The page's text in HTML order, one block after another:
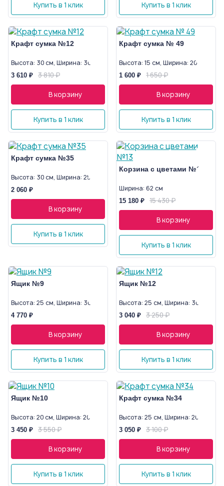
Купить в 1 клик Купить в 1 клик
Крафт сумка №12
Высота: 30 см, Ширина: 30 см
3 610 ₽ 3 810 ₽
В корзину
Купить в 1 клик
Крафт сумка № 49
Высота: 15 см, Ширина: 20 см
1 600 ₽ 1 650 ₽
В корзину
Купить в 1 клик
Крафт сумка №35
Высота: 30 см, Ширина: 25 см
2 060 ₽
В корзину
Купить в 1 клик
Корзина с цветами №13
Ширина: 62 см
15 180 ₽ 15 430 ₽
В корзину
Купить в 1 клик
Ящик №9
Высота: 25 см, Ширина: 30 см
4 770 ₽
В корзину
Купить в 1 клик
Ящик №12
Высота: 25 см, Ширина: 30 см
3 040 ₽ 3 250 ₽
В корзину
Купить в 1 клик
Ящик №10
Высота: 20 см, Ширина: 20 см
3 450 ₽ 3 550 ₽
В корзину
Купить в 1 клик
Крафт сумка №34
Высота: 25 см, Ширина: 20 см
3 050 ₽ 3 100 ₽
В корзину
Купить в 1 клик